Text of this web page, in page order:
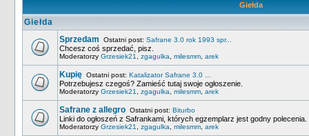
Giełda
Giełda
Sprzedam Ostatni post: Safrane 3.0 rok 1993 spr...
Chcesz coś sprzedać, pisz.
Moderatorzy Grzesiek21 zgagulka milesmm arek
Kupię Ostatni post: Katalizator Safrane 3.0 ...
Potrzebujesz czegoś? Zamieść tutaj swoje ogłoszenie.
Moderatorzy Grzesiek21 zgagulka milesmm arek
Safrane z allegro Ostatni post: Biturbo
Linki do ogłoszeń z Safrankami, których egzemplarz jest godny
Moderatorzy Grzesiek21 zgagulka milesmm arek